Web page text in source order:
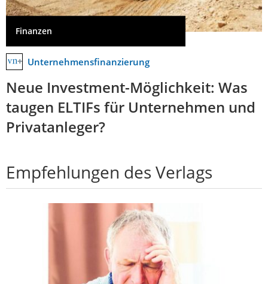
Finanzen
Unternehmensfinanzierung
Neue Investment-Möglichkeit: Was
taugen ELTIFs für Unternehmen und
Privatanleger?
Empfehlungen des Verlags